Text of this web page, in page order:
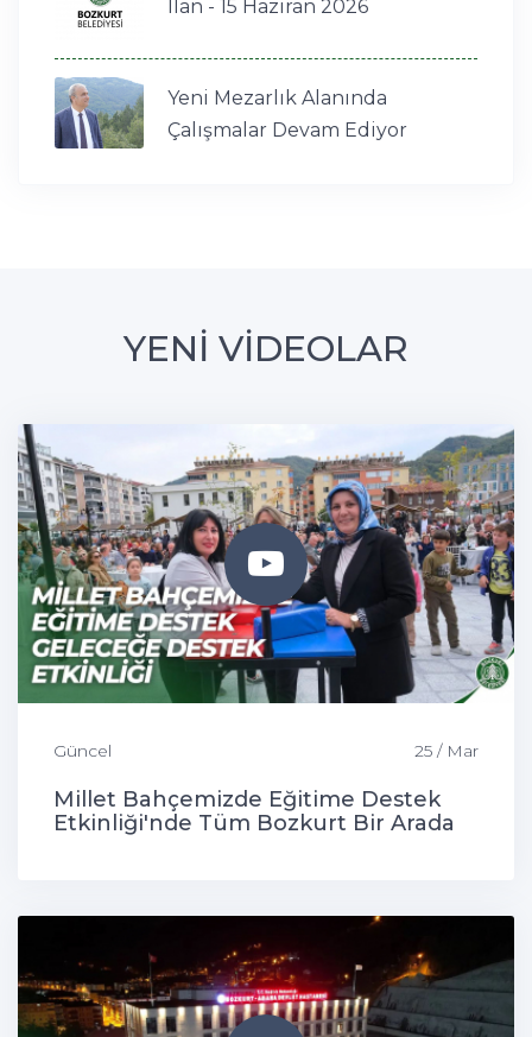
İlan - 15 Haziran 2026
Yeni Mezarlık Alanında
Çalışmalar Devam Ediyor
YENİ VİDEOLAR
Güncel 25 / Mar
Millet Bahçemizde Eğitime Destek
Etkinliği'nde Tüm Bozkurt Bir Arada